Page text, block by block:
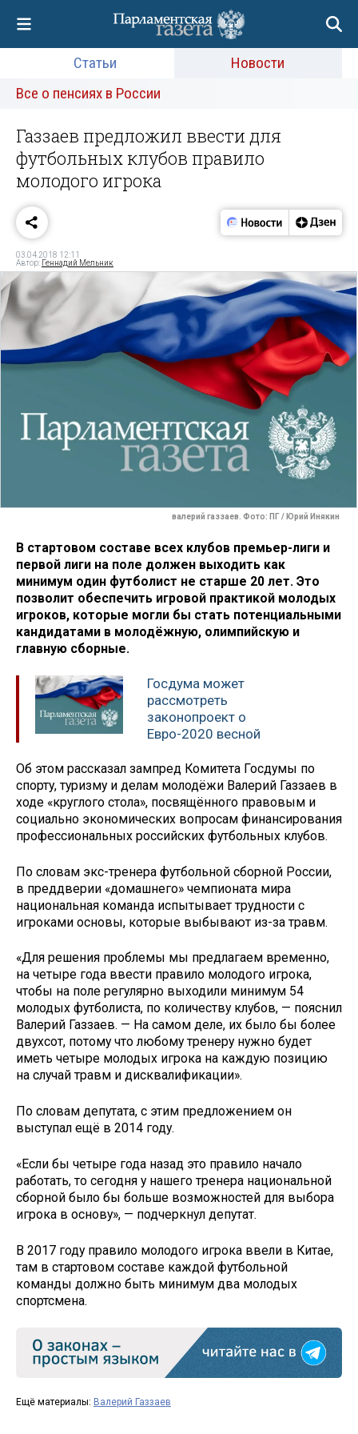
Статьи
Новости
Все о пенсиях в России
Газзаев предложил ввести для
футбольных клубов правило
молодого игрока
03.04.2018 12:11
Автор: Геннадий Мельник
валерий газзаев. Фото: ПГ / Юрий Инякин
В стартовом составе всех клубов премьер-лиги и
первой лиги на поле должен выходить как
минимум один футболист не старше 20 лет. Это
позволит обеспечить игровой практикой молодых
игроков, которые могли бы стать потенциальными
кандидатами в молодёжную, олимпийскую и
главную сборные.
Госдума может
рассмотреть
законопроект о
Евро-2020 весной
Об этом рассказал зампред Комитета Госдумы по
спорту, туризму и делам молодёжи Валерий Газзаев в
ходе «круглого стола», посвящённого правовым и
социально экономических вопросам финансирования
профессиональных российских футбольных клубов.
По словам экс-тренера футбольной сборной России,
в преддверии «домашнего» чемпионата мира
национальная команда испытывает трудности с
игроками основы, которые выбывают из-за травм.
«Для решения проблемы мы предлагаем временно,
на четыре года ввести правило молодого игрока,
чтобы на поле регулярно выходили минимум 54
молодых футболиста, по количеству клубов, — пояснил
Валерий Газзаев. — На самом деле, их было бы более
двухсот, потому что любому тренеру нужно будет
иметь четыре молодых игрока на каждую позицию
на случай травм и дисквалификации».
По словам депутата, с этим предложением он
выступал ещё в 2014 году.
«Если бы четыре года назад это правило начало
работать, то сегодня у нашего тренера национальной
сборной было бы больше возможностей для выбора
игрока в основу», — подчеркнул депутат.
В 2017 году правило молодого игрока ввели в Китае,
там в стартовом составе каждой футбольной
команды должно быть минимум два молодых
спортсмена.
Ещё материалы: Валерий Газзаев